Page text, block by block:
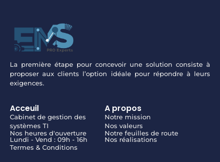
La première étape pour concevoir une solution consiste à
proposer aux clients l’option idéale pour répondre à leurs
exigences.
Acceuil
Cabinet de gestion des
systèmes TI
Nos heures d'ouverture
Lundi - Vend : 09h - 16h
Termes & Conditions
A propos
Notre mission
Nos valeurs
Notre feuilles de route
Nos réalisations